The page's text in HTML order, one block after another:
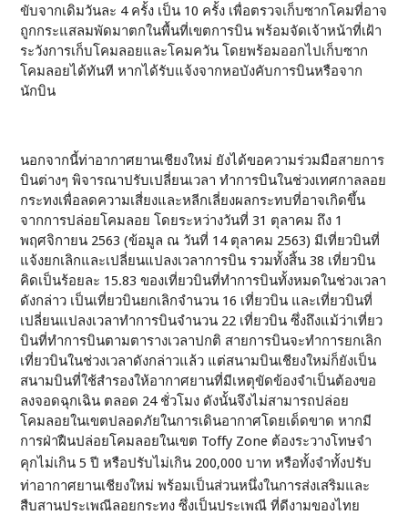
ขับจากเดิมวันละ 4 ครั้ง เป็น 10 ครั้ง เพื่อตรวจเก็บซากโคมที่อาจ
ถูกกระแสลมพัดมาตกในพื้นที่เขตการบิน พร้อมจัดเจ้าหน้าที่เฝ้า
ระวังการเก็บโคมลอยและโคมควัน โดยพร้อมออกไปเก็บซาก
โคมลอยได้ทันที หากได้รับแจ้งจากหอบังคับการบินหรือจาก
นักบิน
นอกจากนี้ท่าอากาศยานเชียงใหม่ ยังได้ขอความร่วมมือสายการ
บินต่างๆ พิจารณาปรับเปลี่ยนเวลา ทำการบินในช่วงเทศกาลลอย
กระทงเพื่อลดความเสี่ยงและหลีกเลี่ยงผลกระทบที่อาจเกิดขึ้น
จากการปล่อยโคมลอย โดยระหว่างวันที่ 31 ตุลาคม ถึง 1
พฤศจิกายน 2563 (ข้อมูล ณ วันที่ 14 ตุลาคม 2563) มีเที่ยวบินที่
แจ้งยกเลิกและเปลี่ยนแปลงเวลาการบิน รวมทั้งสิ้น 38 เที่ยวบิน
คิดเป็นร้อยละ 15.83 ของเที่ยวบินที่ทำการบินทั้งหมดในช่วงเวลา
ดังกล่าว เป็นเที่ยวบินยกเลิกจำนวน 16 เที่ยวบิน และเที่ยวบินที่
เปลี่ยนแปลงเวลาทำการบินจำนวน 22 เที่ยวบิน ซึ่งถึงแม้ว่าเที่ยว
บินที่ทำการบินตามตารางเวลาปกติ สายการบินจะทำการยกเลิก
เที่ยวบินในช่วงเวลาดังกล่าวแล้ว แต่สนามบินเชียงใหม่ก็ยังเป็น
สนามบินที่ใช้สำรองให้อากาศยานที่มีเหตุขัดข้องจำเป็นต้องขอ
ลงจอดฉุกเฉิน ตลอด 24 ชั่วโมง ดังนั้นจึงไม่สามารถปล่อย
โคมลอยในเขตปลอดภัยในการเดินอากาศโดยเด็ดขาด หากมี
การฝ่าฝืนปล่อยโคมลอยในเขต Toffy Zone ต้องระวางโทษจำ
คุกไม่เกิน 5 ปี หรือปรับไม่เกิน 200,000 บาท หรือทั้งจำทั้งปรับ
ท่าอากาศยานเชียงใหม่ พร้อมเป็นส่วนหนึ่งในการส่งเสริมและ
สืบสานประเพณีลอยกระทง ซึ่งเป็นประเพณี ที่ดีงามของไทย